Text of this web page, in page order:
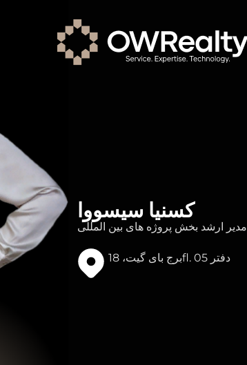
کسنیا سیسووا
مدیر ارشد بخش پروژه های بین المللی
برج بای گیت، 18fl. دفتر 05